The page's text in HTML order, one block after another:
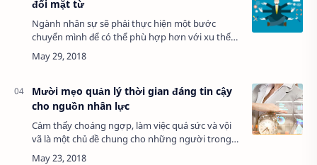
đối mặt từ
Ngành nhân sự sẽ phải thực hiện một bước
chuyển mình để có thể phù hợp hơn với xu thế
trên thế giới từ năm 2018. Và để có thể đón đầu
những thay đổi này, ngành nhân sự cần có tầm
Mười mẹo quản lý thời gian đáng tin cậy
cho nguồn nhân lực
Cảm thấy choáng ngợp, làm việc quá sức và vội
vã là một chủ đề chung cho những người trong
bộ phận nhân sự. Ngoài khối lượng công việc của